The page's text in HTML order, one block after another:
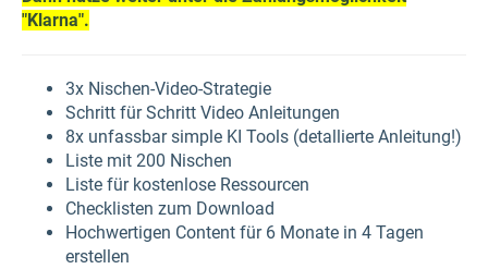
"Klarna".
3x Nischen-Video-Strategie
Schritt für Schritt Video Anleitungen
8x unfassbar simple KI Tools (detallierte Anleitung!)
Liste mit 200 Nischen
Liste für kostenlose Ressourcen
Checklisten zum Download
Hochwertigen Content für 6 Monate in 4 Tagen
erstellen